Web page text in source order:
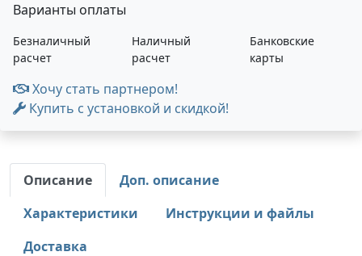
Варианты оплаты
Безналичный
расчет
Наличный
расчет
Банковские
карты
Хочу стать партнером!
Купить с установкой и скидкой!
Описание
Доп. описание
Характеристики
Инструкции и файлы
Доставка